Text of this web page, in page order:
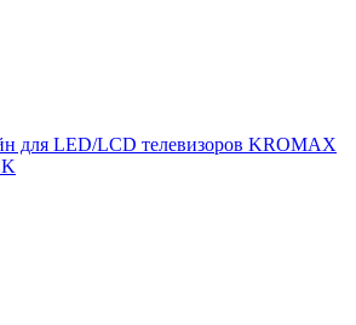
для LED/LCD телевизоров KROMAX